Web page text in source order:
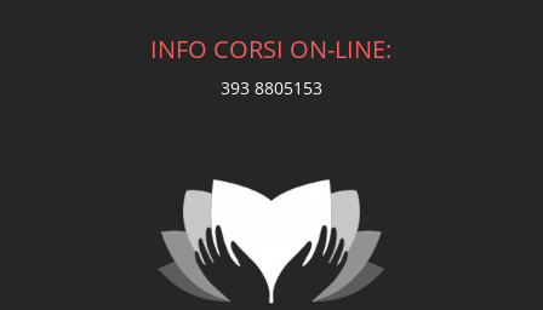
INFO CORSI ON-LINE:
393 8805153